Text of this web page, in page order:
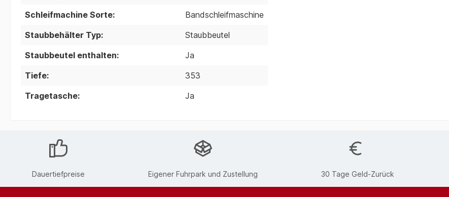
Schleifmachine Sorte:
Bandschleifmaschine
Staubbehälter Typ:
Staubbeutel
Staubbeutel enthalten:
Ja
Tiefe:
353
Tragetasche:
Ja
Dauertiefpreise Eigener Fuhrpark und Zustellung 30 Tage Geld-Zurück